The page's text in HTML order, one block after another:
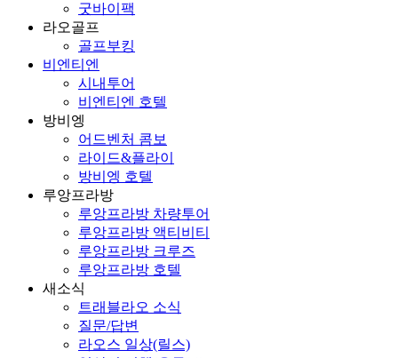
굿바이팩
라오골프
골프부킹
비엔티엔
시내투어
비엔티엔 호텔
방비엥
어드벤처 콤보
라이드&플라이
방비엥 호텔
루앙프라방
루앙프라방 차량투어
루앙프라방 액티비티
루앙프라방 크루즈
루앙프라방 호텔
새소식
트래블라오 소식
질문/답변
라오스 일상(릴스)